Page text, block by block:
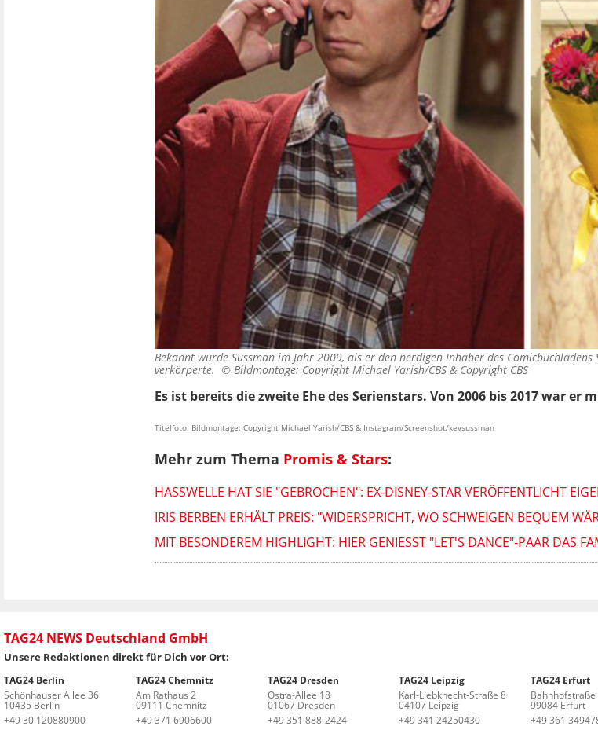
Bekannt wurde Sussman im Jahr 2009, als er den nerdigen Inhaber des
verkörperte. © Bildmontage: Copyright Michael Yarish/CBS & Copyright CBS
Es ist bereits die zweite Ehe des Serienstars. Von 2006 bis 2017 war er
Titelfoto: Bildmontage: Copyright Michael Yarish/CBS & Instagram/Screenshot/kevsussman
Mehr zum Thema Promis & Stars:
HASSWELLE HAT SIE "GEBROCHEN": EX-DISNEY-STAR VERÖFFENTLICHT
IRIS BERBEN ERHÄLT PREIS: "WIDERSPRICHT, WO SCHWEIGEN BEQUEM
MIT BESONDEREM HIGHLIGHT: HIER GENIESST "LET'S DANCE"-PAAR DAS
TAG24 NEWS Deutschland GmbH
Unsere Redaktionen direkt für Dich vor Ort:
TAG24 Berlin
Schönhauser Allee 36
10435 Berlin
+49 30 120880900
TAG24 Chemnitz
Am Rathaus 2
09111 Chemnitz
+49 371 6906600
TAG24 Dresden
Ostra-Allee 18
01067 Dresden
+49 351 888-2424
TAG24 Leipzig
Karl-Liebknecht-Straße 8
04107 Leipzig
+49 341 24250430
TAG24 Erfurt
Bahnhofstraße
99084 Erfurt
+49 361